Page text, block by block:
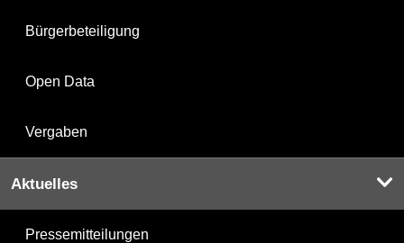
Bürgerbeteiligung
Open Data
Vergaben
Aktuelles
Pressemitteilungen